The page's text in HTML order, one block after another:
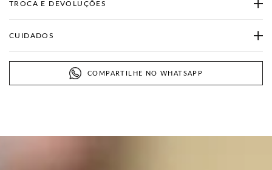
TROCA E DEVOLUÇÕES
CUIDADOS
COMPARTILHE NO WHATSAPP